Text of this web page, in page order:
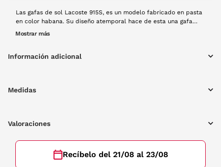
Las gafas de sol Lacoste 915S, es un modelo fabricado en pasta
en color habana. Su diseño atemporal hace de esta una gafa
perfecta para aportar un extra de clase a todos tus looks.
Mostrar más
Información adicional
Medidas
Valoraciones
Recíbelo del 21/08 al 23/08